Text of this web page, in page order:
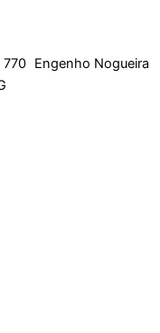
770 Engenho Nogueira